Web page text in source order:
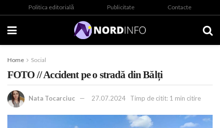
Politica editorială Publicitate Contacte
Home Social
FOTO // Accident pe o stradă din Bălți
Nata Tocarciuc 27.07.2024 Timp de citit: 1 min citire